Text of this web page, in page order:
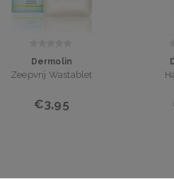
Dermolin
Zeepvrij Wastablet
€3,95